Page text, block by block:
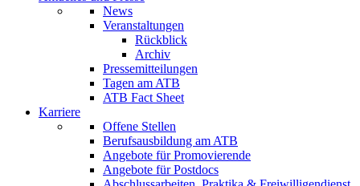
News
Veranstaltungen
Rückblick
Archiv
Pressemitteilungen
Tagen am ATB
ATB Fact Sheet
Karriere
Offene Stellen
Berufsausbildung am ATB
Angebote für Promovierende
Angebote für Postdocs